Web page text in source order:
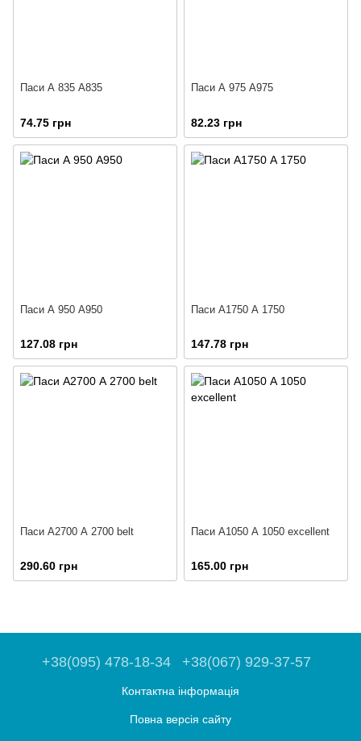
Паси А 835 А835
74.75 грн
Паси А 975 А975
82.23 грн
Паси А 950 А950
127.08 грн
Паси А1750 А 1750
147.78 грн
Паси А2700 А 2700 belt
290.60 грн
Паси А1050 А 1050 excellent
165.00 грн
+38(095) 478-18-34 +38(067) 929-37-57
Контактна інформація
Повна версія сайту